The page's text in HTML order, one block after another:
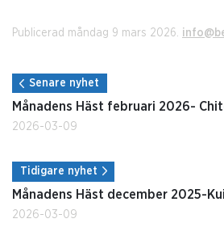
Publicerad måndag 9 mars 2026.
Senare nyhet
Månadens Häst februari 2026-
2026-03-09
Tidigare nyhet
Månadens Häst december 2025-
2026-03-09